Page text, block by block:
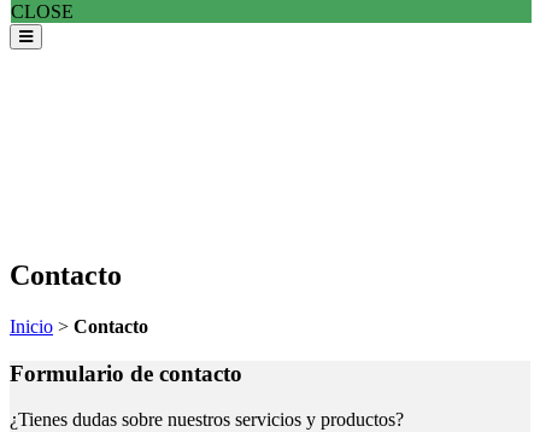
CLOSE
Contacto
Inicio > Contacto
Formulario de contacto
¿Tienes dudas sobre nuestros servicios y productos?